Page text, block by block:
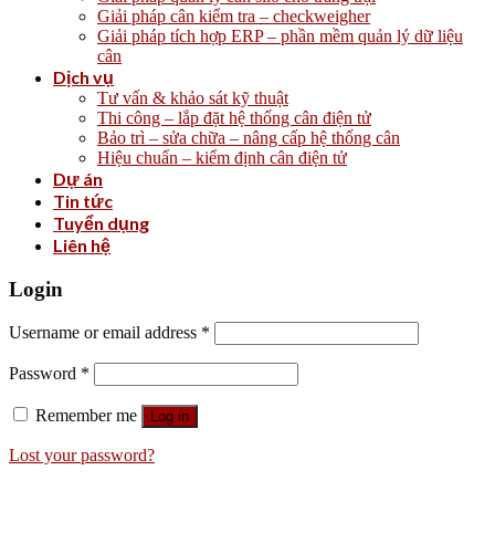
Giải pháp cân kiểm tra – checkweigher
Giải pháp tích hợp ERP – phần mềm quản lý dữ liệu
cân
Dịch vụ
Tư vấn & khảo sát kỹ thuật
Thi công – lắp đặt hệ thống cân điện tử
Bảo trì – sửa chữa – nâng cấp hệ thống cân
Hiệu chuẩn – kiểm định cân điện tử
Dự án
Tin tức
Tuyển dụng
Liên hệ
Login
Username or email address *
Password *
Remember me Log in
Lost your password?